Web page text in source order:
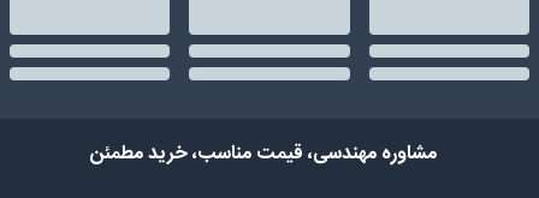
مشاوره مهندسی، قیمت مناسب، خرید مطمئن